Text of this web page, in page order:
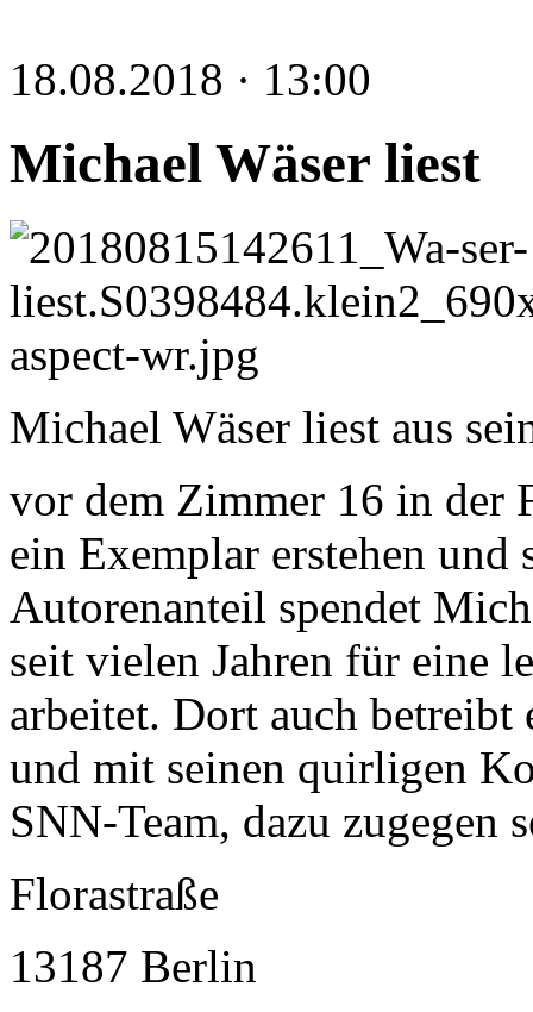
18.08.2018 · 13:00
Michael Wäser liest
Michael Wäser liest aus
vor dem Zimmer 16 in der
ein Exemplar erstehen und
Autorenanteil spendet
seit vielen Jahren für eine
arbeitet. Dort auch betreibt
und mit seinen quirligen
SNN-Team, dazu zugegen
Florastraße
13187 Berlin